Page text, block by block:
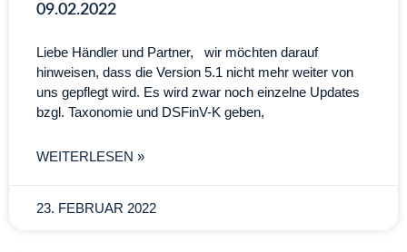
09.02.2022
Liebe Händler und Partner, wir möchten darauf
hinweisen, dass die Version 5.1 nicht mehr weiter von
uns gepflegt wird. Es wird zwar noch einzelne Updates
bzgl. Taxonomie und DSFinV-K geben,
WEITERLESEN »
23. FEBRUAR 2022